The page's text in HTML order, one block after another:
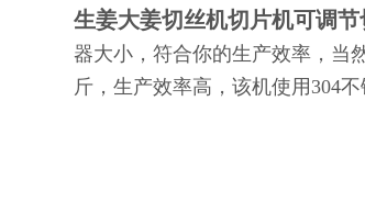
生姜大姜切丝机切片机可调
器大小，符合你的生产效率，当
斤，生产效率高，该机使用304